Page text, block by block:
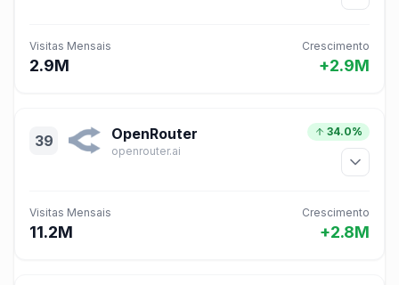
Visitas Mensais
2.9M
Crescimento
+2.9M
39 OpenRouter
openrouter.ai
34.0%
Visitas Mensais
11.2M
Crescimento
+2.8M